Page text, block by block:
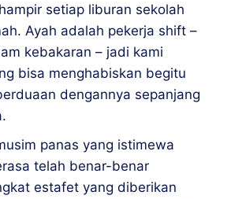
setiap liburan sekolah
Ayah adalah pekerja shift –
kebakaran – jadi kami
bisa menghabiskan begitu
dengannya sepanjang
panas yang istimewa
telah benar-benar
estafet yang diberikan